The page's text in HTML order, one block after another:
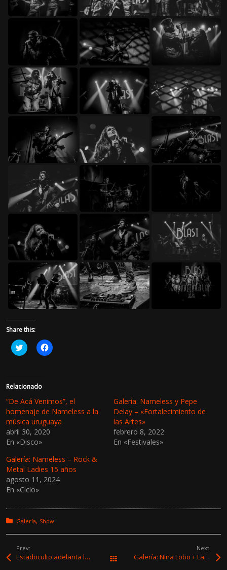
Share this:
H
a
c
a
r
a
c
o
m
p
a
t
i
r
e
n
T
t
t
e
(
e
a
H
a
a
r
a
c
o
m
t
i
r
e
n
e
o
k
e
Relacionado
“De Acá Venimos”, el
homenaje de Nameless a la
música uruguaya
abril 30, 2020
En «Disco»
Galería: Nameless y Pepe
Delay – «Fortalecimiento de
las Artes»
febrero 8, 2022
En «Festivales»
Galería: Nameless – Rock &
Metal Ladies 15 años
agosto 11, 2024
En «Ciclo»
Posted in:
Galería Show
Prev:
Estadoculto adelanta las canciones de “Vivos por algo”, su nuevo trabajo Todas las entradas
Next:
Galería: Niña Lobo + Las Mantarrayas